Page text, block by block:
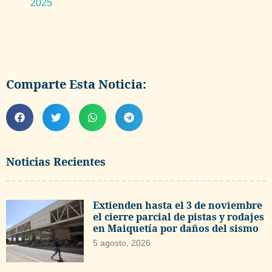
Noticias Recientes
Extienden hasta el 3 de noviembre
el cierre parcial de pistas y rodajes
en Maiquetía por daños del sismo
5 agosto, 2026
2025
Comparte Esta Noticia: